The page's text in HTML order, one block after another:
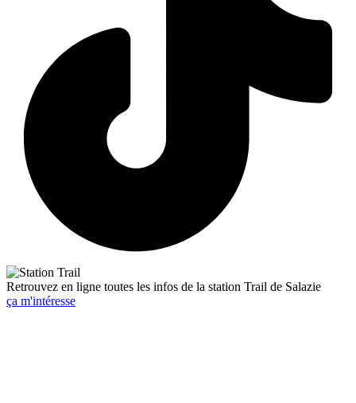
Retrouvez en ligne toutes les infos de la station Trail de Salazie
ça m'intéresse